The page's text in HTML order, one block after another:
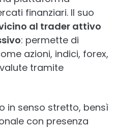
finanziari. Il suo
al trader attivo
: permette di
azioni, indici, forex,
tramite
in senso stretto, bensì
con presenza